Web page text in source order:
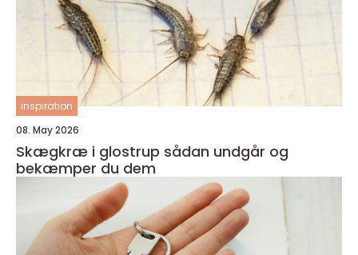
inspiration
08. May 2026
Skægkræ i glostrup sådan undgår og
bekæmper du dem